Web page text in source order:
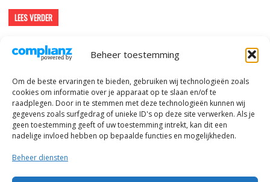
Beheer toestemming
Om de beste ervaringen te bieden, gebruiken wij technologieën zoals
cookies om informatie over je apparaat op te slaan en/of te
raadplegen. Door in te stemmen met deze technologieën kunnen wij
gegevens zoals surfgedrag of unieke ID's op deze site verwerken. Als je
geen toestemming geeft of uw toestemming intrekt, kan dit een
nadelige invloed hebben op bepaalde functies en mogelijkheden.
Beheer diensten
LEES VERDER
KWF KANKERBESTRIJDING
BERICHTENNAVIGATIE
Oudere berichten